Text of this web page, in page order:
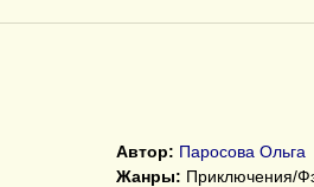
Автор: Паросова Ольга
Жанры: Приключения/